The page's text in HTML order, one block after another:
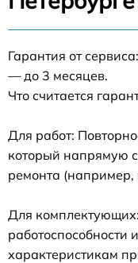
Гарантия от
— до 3 месяцев.
Что считается
Для работ:
который напрямую
ремонта (например,
Для
работоспособности
характеристикам